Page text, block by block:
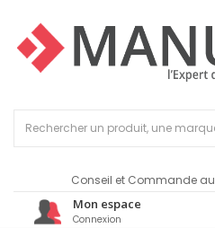
Conseil et Commande au
Mon espace
Connexion